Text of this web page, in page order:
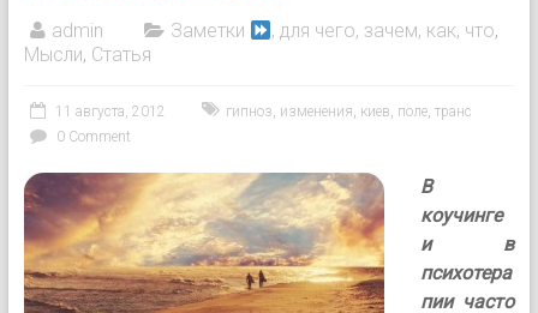
admin Заметки , для чего, зачем, как, что,
Мысли, Статья
11 августа, 2012 гипноз, изменения, киев, поле, транс
0 Comment
В
коучинге
и в
психотера
пии часто